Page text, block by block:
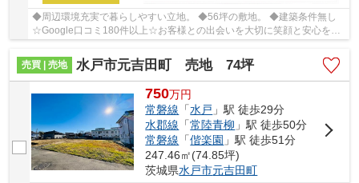
◆周辺環境充実で暮らしやすい立地。 ◆56坪の敷地。 ◆建築条件無し
☆Google口コミ180件以上☆お客様との出会いを大切に笑顔と安心をお
売買 | 売地
水戸市元吉田町 売地 74坪
750万円
常磐線 「水戸 」駅 徒歩29分
水郡線 「常陸青柳 」駅 徒歩50分
常磐線 「偕楽園 」駅 徒歩51分
247.46㎡(74.85坪)
茨城県水戸市元吉田町